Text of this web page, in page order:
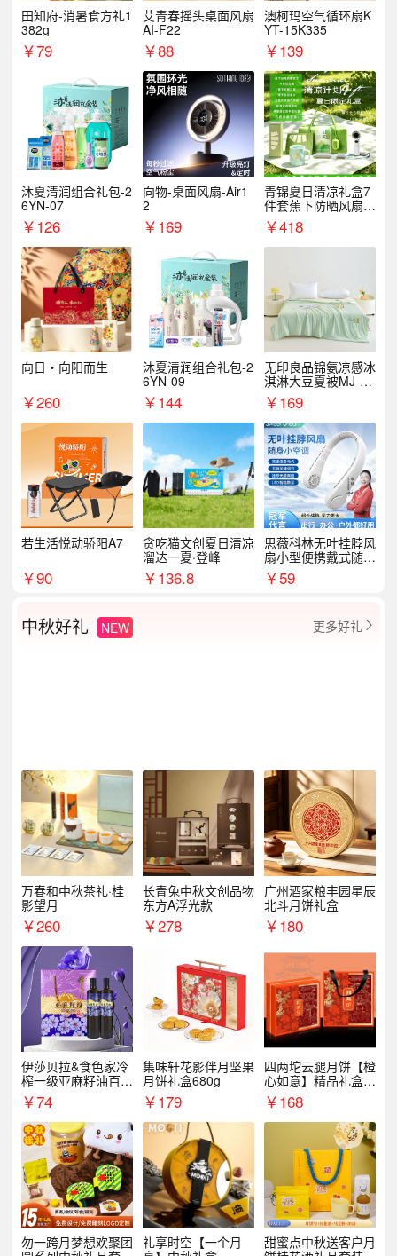
田知府-消暑食方礼1
382g
￥79
艾青春摇头桌面风扇
AI-F22
￥88
澳柯玛空气循环扇K
YT-15K335
￥139
沐夏清润组合礼包-2
6YN-07
￥126
向物-桌面风扇-Air1
2
￥169
青锦夏日清凉礼盒7
件套蕉下防晒风扇员
工福利端午伴手礼企
业定制
￥418
向日・向阳而生
￥260
沐夏清润组合礼包-2
6YN-09
￥144
无印良品锦氨凉感冰
淇淋大豆夏被MJ-B2
025-0193
￥169
若生活悦动骄阳A7
￥90
贪吃猫文创夏日清凉
溜达一夏·登峰
￥136.8
思薇科林无叶挂脖风
扇小型便携戴式随身
挂脖子降温神器
￥59
中秋好礼 NEW 更多好礼 
万春和中秋茶礼·桂
影望月
￥260
长青兔中秋文创品物
东方A浮光款
￥278
广州酒家粮丰园星辰
北斗月饼礼盒
￥180
伊莎贝拉&食色家冷
榨一级亚麻籽油百紫
千红500ml*2礼盒
￥74
集味轩花影伴月坚果
月饼礼盒680g
￥179
四两坨云腿月饼【橙
心如意】精品礼盒4
50g/盒
￥168
勿一跨月梦想欢聚团 礼享时空【一个月
甜蜜点中秋送客户月